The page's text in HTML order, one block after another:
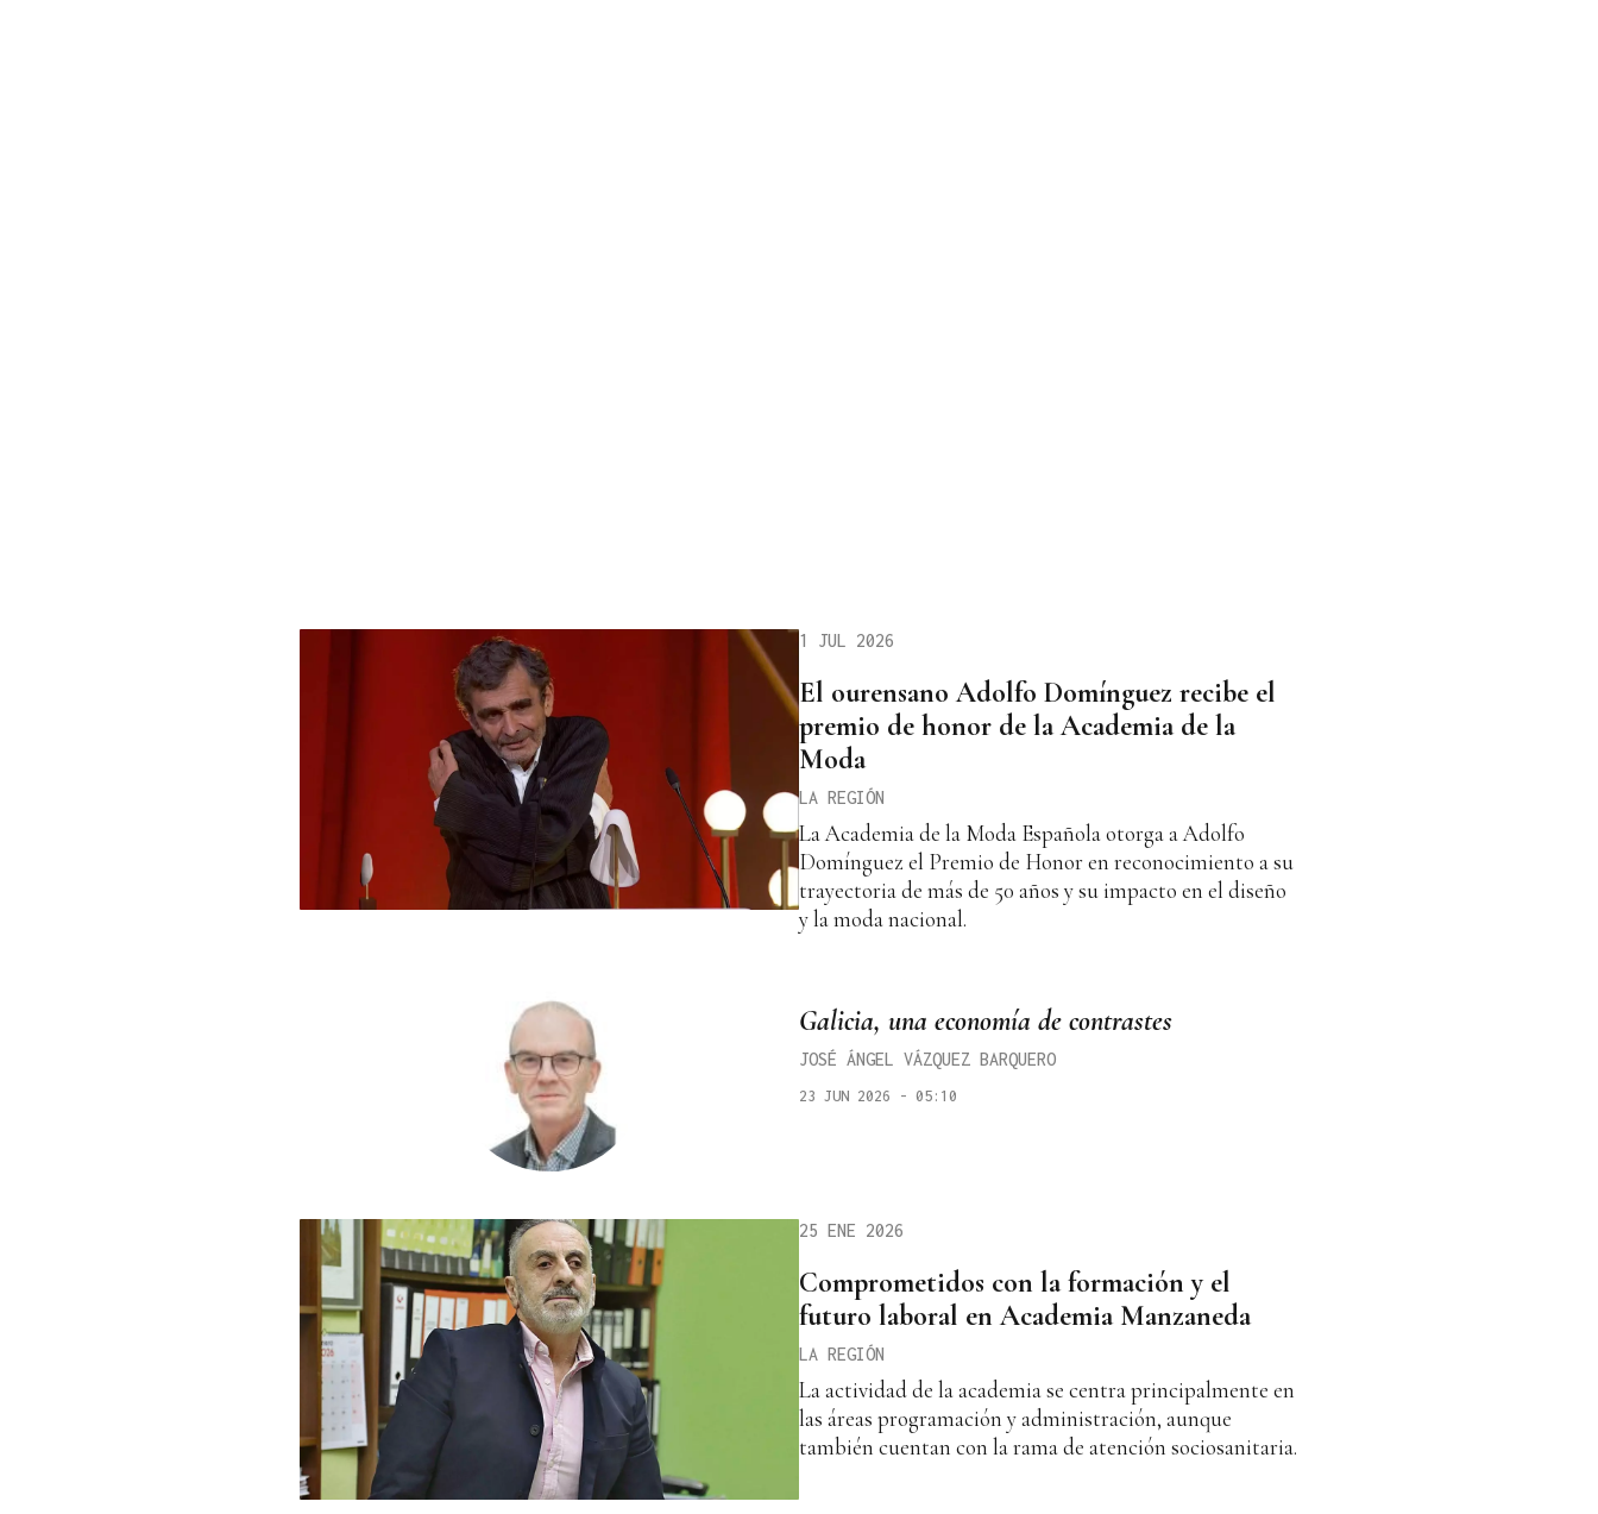
1 JUL 2026
El ourensano Adolfo Domínguez recibe el
premio de honor de la Academia de la
Moda
LA REGIÓN
La Academia de la Moda Española otorga a Adolfo
Domínguez el Premio de Honor en reconocimiento a su
trayectoria de más de 50 años y su impacto en el diseño
y la moda nacional.
Galicia, una economía de contrastes
JOSÉ ÁNGEL VÁZQUEZ BARQUERO
23 JUN 2026 - 05:10
25 ENE 2026
Comprometidos con la formación y el
futuro laboral en Academia Manzaneda
LA REGIÓN
La actividad de la academia se centra principalmente en
las áreas programación y administración, aunque
también cuentan con la rama de atención sociosanitaria.